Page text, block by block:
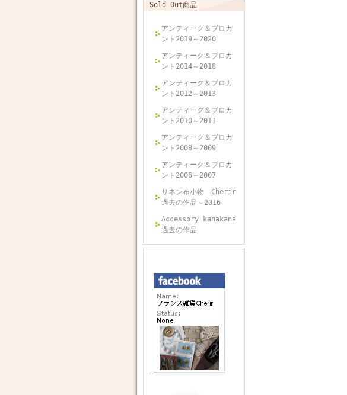
Sold Out商品
アンティーク＆ブロカ
ント2019～2020
アンティーク＆ブロカ
ント2014～2018
アンティーク＆ブロカ
ント2012～2013
アンティーク＆ブロカ
ント2010～2011
アンティーク＆ブロカ
ント2008～2009
アンティーク＆ブロカ
ント2006～2007
リネン布小物 Cherir
過去の作品～2016
Accessory kanakana
過去の作品